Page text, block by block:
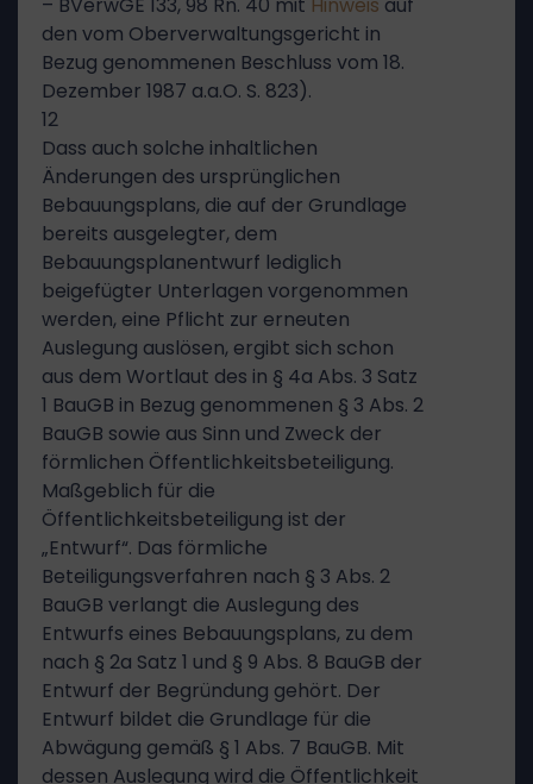
den vom Oberverwaltungsgericht in
Bezug genommenen Beschluss vom 18.
Dezember 1987 a.a.O. S. 823).
12
Dass auch solche inhaltlichen
Änderungen des ursprünglichen
Bebauungsplans, die auf der Grundlage
bereits ausgelegter, dem
Bebauungsplanentwurf lediglich
beigefügter Unterlagen vorgenommen
werden, eine Pflicht zur erneuten
Auslegung auslösen, ergibt sich schon
aus dem Wortlaut des in § 4a Abs. 3 Satz
1 BauGB in Bezug genommenen § 3 Abs. 2
BauGB sowie aus Sinn und Zweck der
förmlichen Öffentlichkeitsbeteiligung.
Maßgeblich für die
Öffentlichkeitsbeteiligung ist der
„Entwurf“. Das förmliche
Beteiligungsverfahren nach § 3 Abs. 2
BauGB verlangt die Auslegung des
Entwurfs eines Bebauungsplans, zu dem
nach § 2a Satz 1 und § 9 Abs. 8 BauGB der
Entwurf der Begründung gehört. Der
Entwurf bildet die Grundlage für die
Abwägung gemäß § 1 Abs. 7 BauGB. Mit
dessen Auslegung wird die Öffentlichkeit